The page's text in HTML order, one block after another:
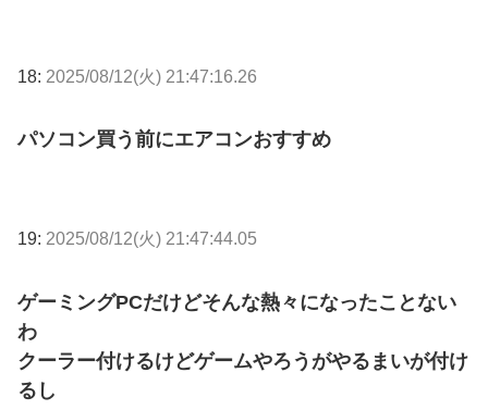
18: 2025/08/12(火) 21:47:16.26
パソコン買う前にエアコンおすすめ
19: 2025/08/12(火) 21:47:44.05
ゲーミングPCだけどそんな熱々になったことない
わ
クーラー付けるけどゲームやろうがやるまいが付け
るし